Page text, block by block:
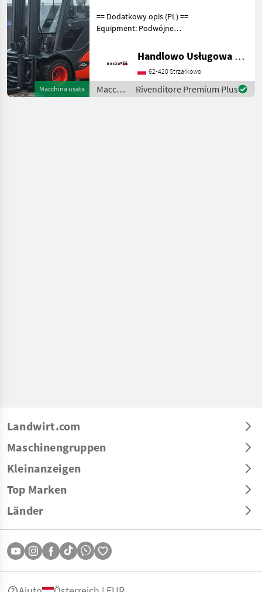
Macchina usata
== Dodatkowy opis (PL) ==
Equipment: Podwójne
Additional info: Stan:
Bardzo dobry, Możliwość
UDT Carburante: G
Handlowo Usługowa Alanex Alan Roszak
62-420 Strzałkowo
Macchinari
elevatori
Rivenditore Premium Plus
Landwirt.com
Maschinengruppen
Kleinanzeigen
Top Marken
Länder